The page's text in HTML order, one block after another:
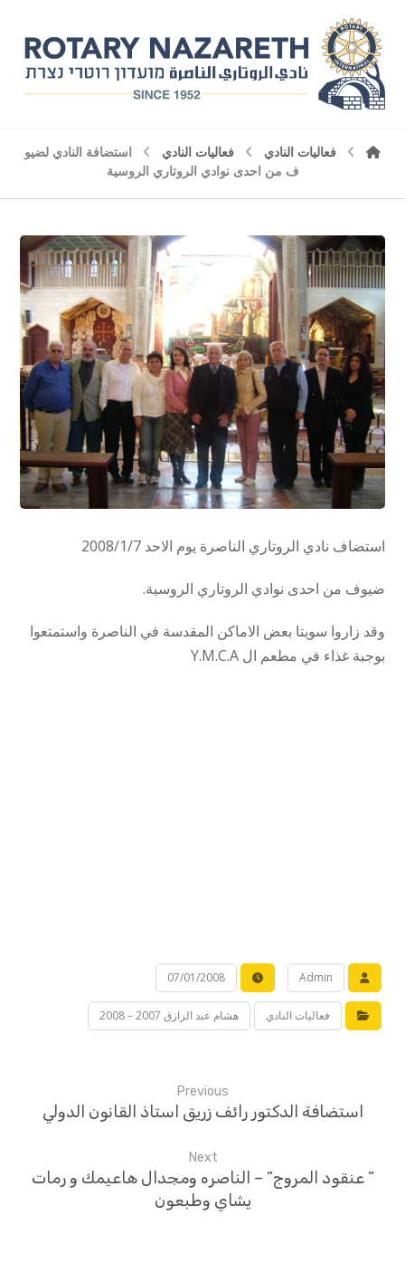
فعاليات النادي فعاليات النادي
استضافة النادي لضيو
ف من احدى نوادي الروتاري الروسية
استضاف نادي الروتاري الناصرة يوم الاحد 2008/1/7
ضيوف من احدى نوادي الروتاري الروسية.
وقد زاروا سويتا بعض الاماكن المقدسة في الناصرة واستمتعوا
بوجبة غذاء في مطعم ال Y.M.C.A
Admin
07/01/2008
فعاليات النادي هشام عبد الرازق 2007 – 2008
Previous
استضافة الدكتور رائف زريق استاذ القانون الدولي
Next
” عنقود المروج” – الناصره ومجدال هاعيمك و رمات
يشاي وطبعون